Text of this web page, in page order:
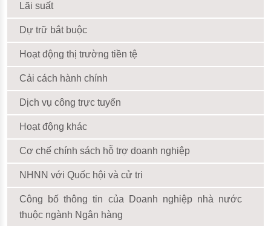
Lãi suất
Dự trữ bắt buộc
Hoạt động thị trường tiền tệ
Cải cách hành chính
Dịch vụ công trực tuyến
Hoạt động khác
Cơ chế chính sách hỗ trợ doanh nghiệp
NHNN với Quốc hội và cử tri
Công bố thông tin của Doanh nghiệp nhà nước
thuộc ngành Ngân hàng